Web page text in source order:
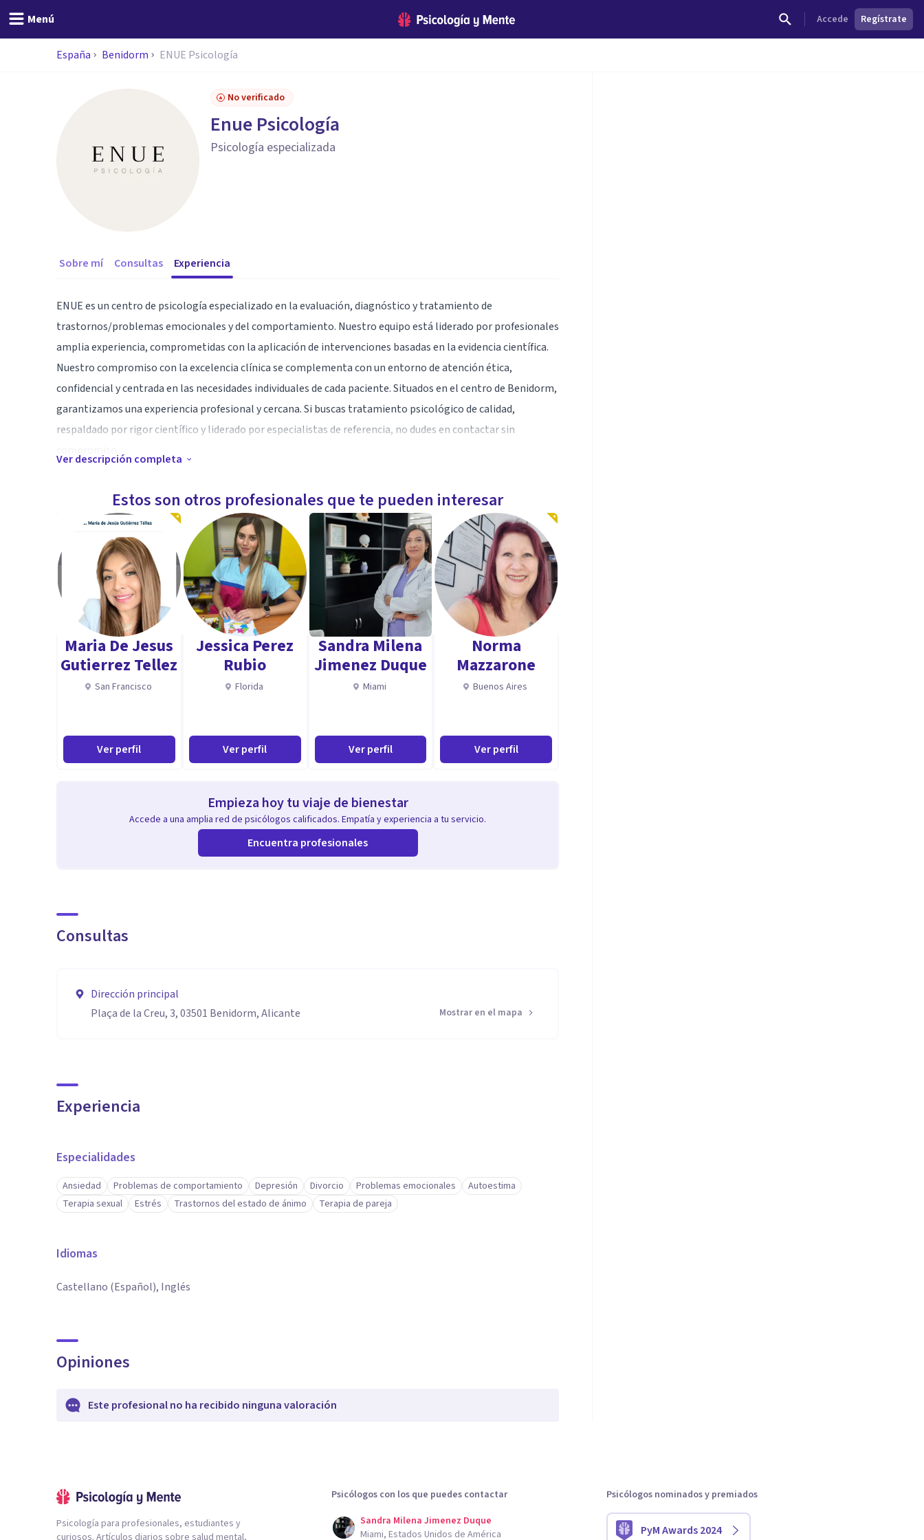
Menú Accede Regístrate
España Benidorm ENUE Psicología
No verificado
Enue Psicología
Psicología especializada
Sobre mí Consultas Experiencia
ENUE es un centro de psicología especializado en la evaluación, diagnóstico y tratamiento de
trastornos/problemas emocionales y del comportamiento. Nuestro equipo está liderado por profesionales
amplia experiencia, comprometidas con la aplicación de intervenciones basadas en la evidencia científica.
Nuestro compromiso con la excelencia clínica se complementa con un entorno de atención ética,
confidencial y centrada en las necesidades individuales de cada paciente. Situados en el centro de Benidorm,
garantizamos una experiencia profesional y cercana. Si buscas tratamiento psicológico de calidad,
respaldado por rigor científico y liderado por especialistas de referencia, no dudes en contactar sin
Psicología adultos
Psicología inflando juvenil
Terapia de pareja
Sexología
Ver descripción completa
Estos son otros profesionales que te pueden interesar
Maria De Jesus
Gutierrez Tellez
San Francisco
Ver perfil
Jessica Perez
Rubio
Florida
Ver perfil
Sandra Milena
Jimenez Duque
Miami
Ver perfil
Norma
Mazzarone
Buenos Aires
Ver perfil
Empieza hoy tu viaje de bienestar
Accede a una amplia red de psicólogos calificados. Empatía y experiencia a tu servicio.
Encuentra profesionales
Consultas
Dirección principal
Plaça de la Creu, 3, 03501 Benidorm, Alicante
Mostrar en el mapa
Experiencia
Especialidades
Ansiedad Problemas de comportamiento Depresión Divorcio Problemas emocionales
Autoestima
Terapia sexual
Estrés Trastornos del estado de ánimo Terapia de pareja
Idiomas
Castellano (Español), Inglés
Opiniones
Este profesional no ha recibido ninguna valoración
Psicología para profesionales, estudiantes y
curiosos. Artículos diarios sobre salud mental,
Psicólogos con los que puedes contactar
Sandra Milena Jimenez Duque
Miami, Estados Unidos de América
Psicólogos nominados y premiados
PyM Awards 2024